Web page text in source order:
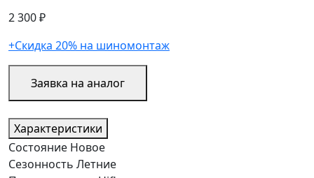
2 300 ₽
+Скидка 20% на шиномонтаж
Заявка на аналог
Характеристики
Состояние Новое
Сезонность Летние